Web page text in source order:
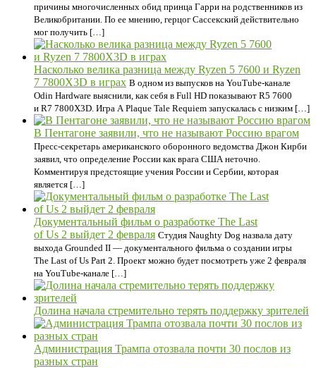
причины многочисленных обид принца Гарри на родственников из
Великобритании. По ее мнению, герцог Сассекский действительно
мог получить […]
Насколько велика разница между Ryzen 5 7600 и Ryzen
7 7800X3D в играх В одном из выпусков на YouTube-канале
Odin Hardware выяснили, как себя в Full HD показывают R5 7600
и R7 7800Х3D. Игра A Plaque Tale Requiem запускалась с низким […]
В Пентагоне заявили, что не называют Россию врагом
Пресс-секретарь американского оборонного ведомства Джон Кирби
заявил, что определение России как врага США неточно.
Комментируя предстоящие учения России и Сербии, которая
является […]
Документальный фильм о разработке The Last
of Us 2 выйдет 2 февраля Студия Naughty Dog назвала дату
выхода Grounded II — документального фильма о создании игры
The Last of Us Part 2. Проект можно будет посмотреть уже 2 февраля
на YouTube-канале […]
Долина начала стремительно терять поддержку зрителей
Администрация Трампа отозвала почти 30 послов из
разных стран